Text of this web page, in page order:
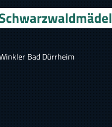
Bad Dürrheim